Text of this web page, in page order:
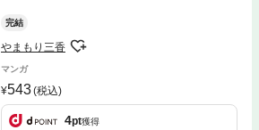
完結
やまもり三香
マンガ
543(税込)
4pt獲得